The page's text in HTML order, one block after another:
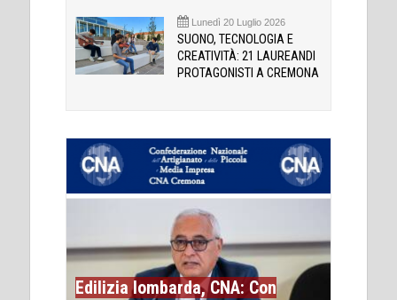
Lunedì 20 Luglio 2026
SUONO, TECNOLOGIA E
CREATIVITÀ: 21 LAUREANDI
PROTAGONISTI A CREMONA
Edilizia lombarda, CNA: Con